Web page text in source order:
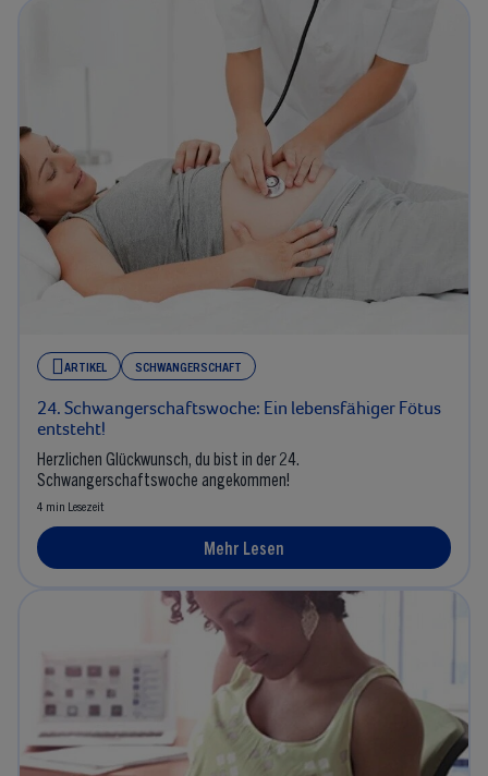
ARTIKEL SCHWANGERSCHAFT
24. Schwangerschaftswoche: Ein lebensfähiger Fötus
entsteht!
Herzlichen Glückwunsch, du bist in der 24.
Schwangerschaftswoche angekommen!
4 min Lesezeit
Mehr Lesen